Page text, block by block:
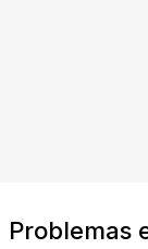
Problemas